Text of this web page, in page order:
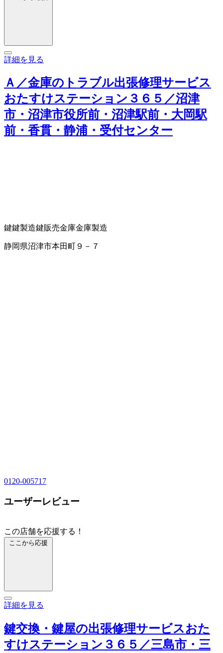
詳細を見る
Ａ／金庫のトラブル出張修理サービス
おたすけステーション３６５／沼津
市・沼津市役所前・沼津駅前・大岡駅
前・香貫・静浦・受付センター
鍵鍵製造鍵販売金庫金庫製造
静岡県沼津市本田町９－７
0120-005717
ユーザーレビュー
この店舗を応援する！
ここから応援
詳細を見る
鍵交換・鍵屋の出張修理サービスおた
すけステーション３６５／三島市・三